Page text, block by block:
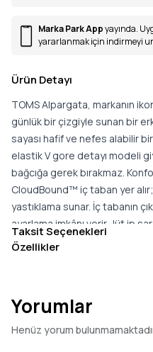
Marka Park Appyayında.
yararlanmak için indirmeyi
Ürün Detayı
TOMS Alpargata, markanın
günlük bir çizgiyle sunan bir
sayası hafif ve nefes alabilir
elastik V gore detayı modeli
bağcığa gerek bırakmaz.
CloudBound™ iç taban yer
yastıklama sunar. İç tabanın
ayarlama imkânı verir. Jüt ip
karakteristik bir doku ve doğal
temposundan hafta sonu
alanına uyum gösterir ve kot,
TOMS alışverişleri, çocukların
Taksit Seçenekleri
Özellikler
Yorumlar
Henüz yorum